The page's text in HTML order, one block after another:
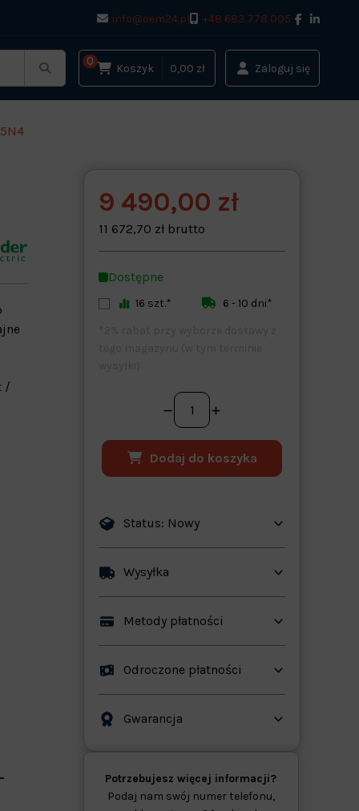
info@oem24.pl +48 683 778 005
0
Koszyk 0,00 zł Zaloguj się
/
9 490,00 zł
11 672,70 zł brutto
Dostępne
16 szt.*
6 - 10 dni*
Dodaj do koszyka
Status: Nowy
Wysyłka
Metody płatności
Odroczone płatności
Gwarancja
Potrzebujesz więcej informacji?
Podaj nam swój numer telefonu,